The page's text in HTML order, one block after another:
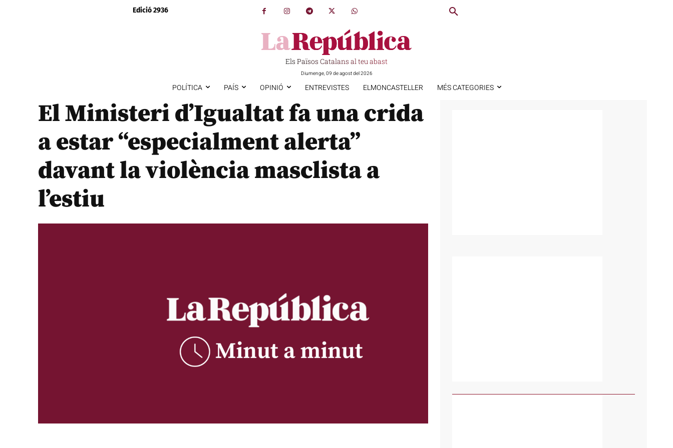
Edició 2936
Els Països Catalans al teu abast
Diumenge, 09 de agost del 2026
POLÍTICA PAÍS OPINIÓ ENTREVISTES ELMONCASTELLER MÉS CATEGORIES
El Ministeri d’Igualtat fa una crida
a estar “especialment alerta”
davant la violència masclista a
l’estiu